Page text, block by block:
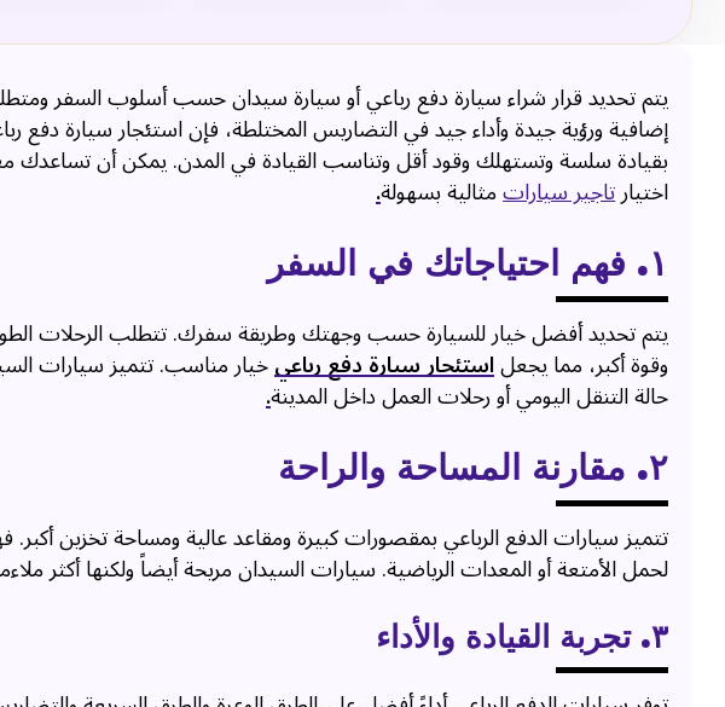
يتم تحديد قرار شراء سيارة دفع رباعي أو سيارة سيدان حسب أسلوب السفر
إضافية ورؤية جيدة وأداء جيد في التضاريس المختلطة، فإن استئجار سيارة دفع
بقيادة سلسة وتستهلك وقود أقل وتناسب القيادة في المدن. يمكن أن تساعدك
اختيارتاجير سياراتمثالية بسهولة.
١. فهم احتياجاتك في السفر
يتم تحديد أفضل خيار للسيارة حسب وجهتك وطريقة سفرك. تتطلب الرحلات
وقوة أكبر، مما يجعلاستئجار سيارة دفع رباعيخيار مناسب. تتميز سيارات
حالة التنقل اليومي أو رحلات العمل داخل المدينة.
٢. مقارنة المساحة والراحة
تتميز سيارات الدفع الرباعي بمقصورات كبيرة ومقاعد عالية ومساحة تخزين
لحمل الأمتعة أو المعدات الرياضية. سيارات السيدان مريحة أيضاً ولكنها أكثر
٣. تجربة القيادة والأداء